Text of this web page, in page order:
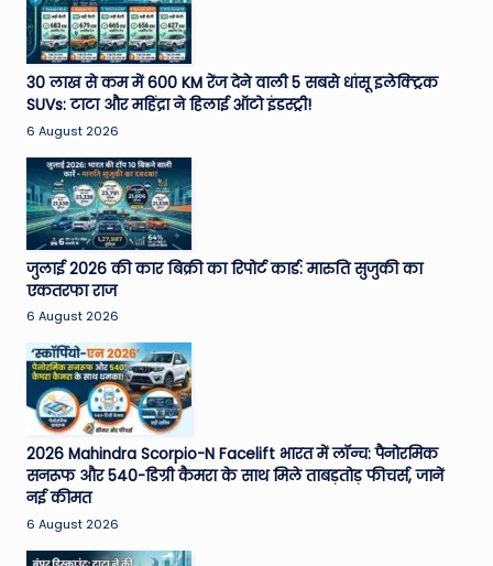
o
vi
e
e
w
s
A
ro
u
n
d
T
h
e
30 लाख से कम में 600 KM रेंज देने वाली 5 सबसे धांसू इलेक्ट्रिक
SUVs: टाटा और महिंद्रा ने हिलाई ऑटो इंडस्ट्री!
6 August 2026
जुलाई 2026 की कार बिक्री का रिपोर्ट कार्ड: मारुति सुजुकी का
एकतरफा राज
6 August 2026
2026 Mahindra Scorpio-N Facelift भारत में लॉन्च: पैनोरमिक
सनरूफ और 540-डिग्री कैमरा के साथ मिले ताबड़तोड़ फीचर्स, जानें
नई कीमत
6 August 2026